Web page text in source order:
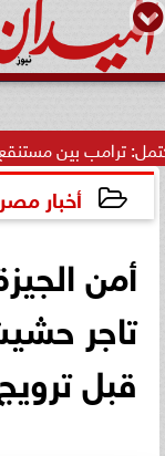
مستنقع الحرب
أخبار مصر
أمن
قبل